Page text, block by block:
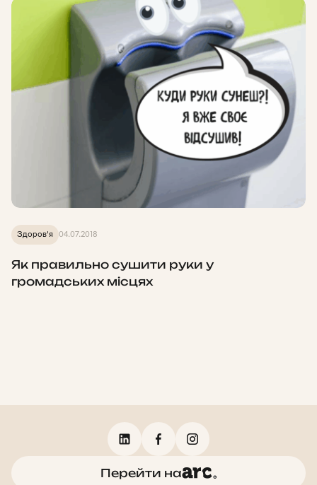
Здоров'я 04.07.2018
Як правильно сушити руки у
громадських місцях
Перейти на